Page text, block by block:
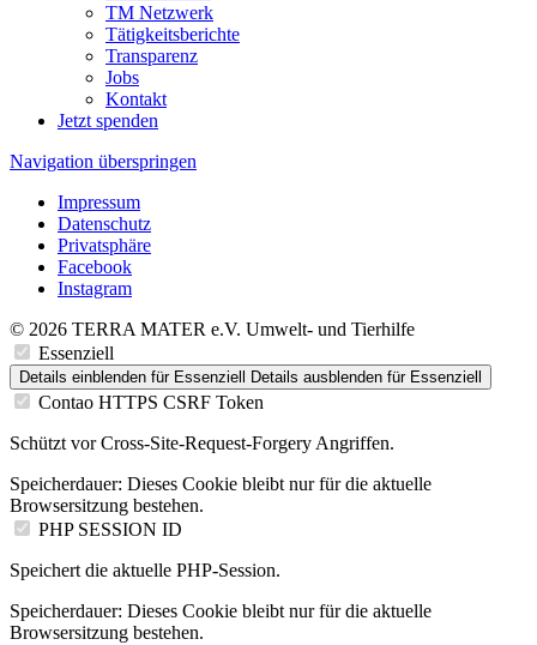
TM Netzwerk
Tätigkeitsberichte
Transparenz
Jobs
Kontakt
Jetzt spenden
Navigation überspringen
Impressum
Datenschutz
Privatsphäre
Facebook
Instagram
© 2026 TERRA MATER e.V. Umwelt- und Tierhilfe
Essenziell
Details einblenden für Essenziell Details ausblenden für Essenziell
Contao HTTPS CSRF Token
Schützt vor Cross-Site-Request-Forgery Angriffen.
Speicherdauer: Dieses Cookie bleibt nur für die aktuelle
Browsersitzung bestehen.
PHP SESSION ID
Speichert die aktuelle PHP-Session.
Speicherdauer: Dieses Cookie bleibt nur für die aktuelle
Browsersitzung bestehen.